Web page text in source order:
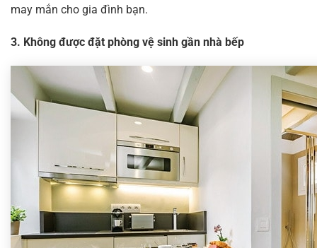
may mắn cho gia đình bạn.
3. Không được đặt phòng vệ sinh gần nhà bếp